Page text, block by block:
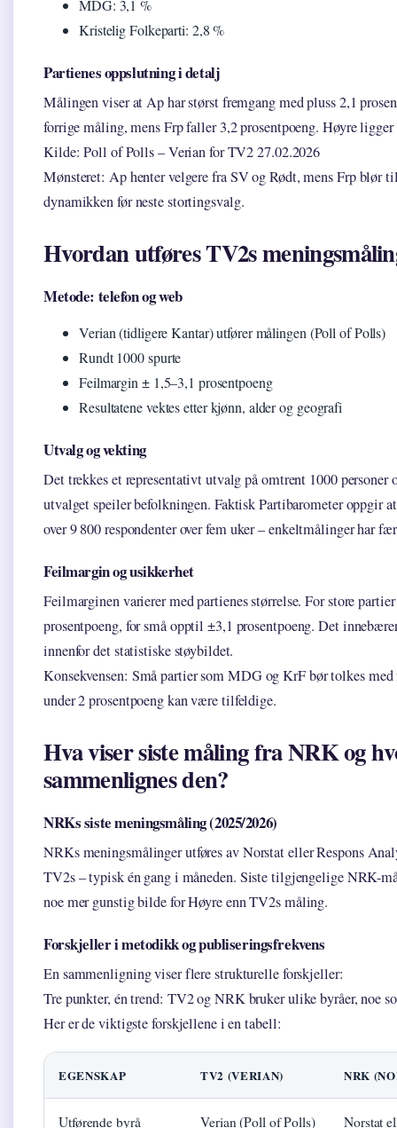
MDG: 3,1 %
Kristelig Folkeparti: 2,8 %
Partienes oppslutning i detalj
Målingen viser at Ap har størst fremgang med pluss 2,1
forrige måling, mens Frp faller 3,2 prosentpoeng. Høyre
Kilde: Poll of Polls – Verian for TV2 27.02.2026
Mønsteret: Ap henter velgere fra SV og Rødt, mens Frp blør
dynamikken før neste stortingsvalg.
Hvordan utføres TV2s
Metode: telefon og web
Verian (tidligere Kantar) utfører målingen (Poll of Polls)
Rundt 1000 spurte
Feilmargin ± 1,5–3,1 prosentpoeng
Resultatene vektes etter kjønn, alder og geografi
Utvalg og vekting
Det trekkes et representativt utvalg på omtrent 1000 personer
utvalget speiler befolkningen. Faktisk Partibarometer oppgir
over 9 800 respondenter over fem uker – enkeltmålinger har
Feilmargin og usikkerhet
Feilmarginen varierer med partienes størrelse. For store
prosentpoeng, for små opptil ±3,1 prosentpoeng. Det
innenfor det statistiske støybildet.
Konsekvensen: Små partier som MDG og KrF bør tolkes
under 2 prosentpoeng kan være tilfeldige.
Hva viser siste måling fra NRK og
sammenlignes den?
NRKs siste meningsmåling (2025/2026)
NRKs meningsmålinger utføres av Norstat eller Respons
TV2s – typisk én gang i måneden. Siste tilgjengelige NRK-
noe mer gunstig bilde for Høyre enn TV2s måling.
Forskjeller i metodikk og publiseringsfrekvens
En sammenligning viser flere strukturelle forskjeller:
Tre punkter, én trend: TV2 og NRK bruker ulike byråer, noe
Her er de viktigste forskjellene i en tabell:
EGENSKAP TV2 (VERIAN) NRK
Utførende byrå Verian (Poll of Polls) Norstat